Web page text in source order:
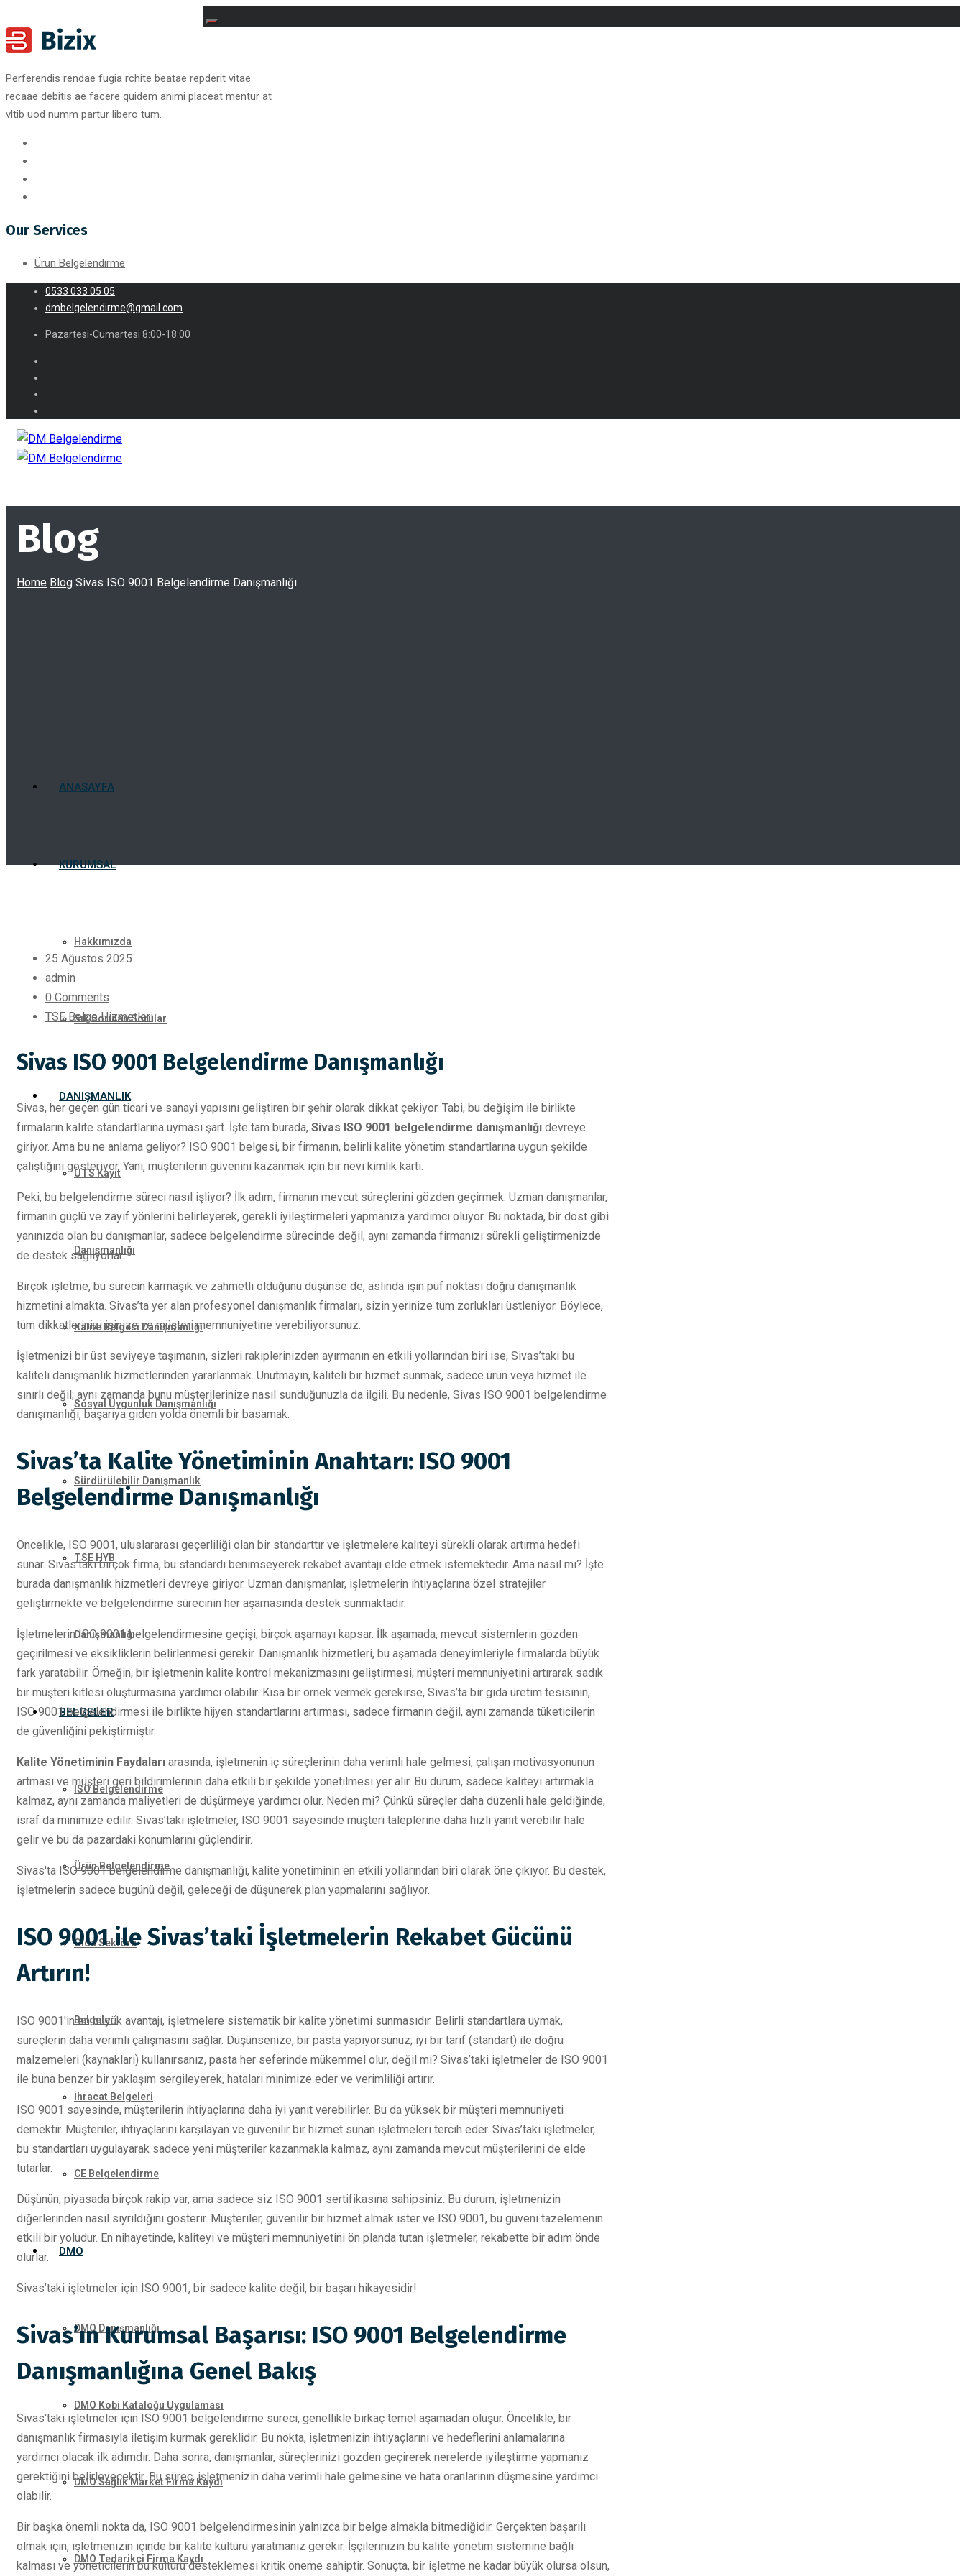
Perferendis rendae fugia rchite beatae repderit vitae
recaae debitis ae facere quidem animi placeat mentur at
vltib uod numm partur libero tum.
Our Services
Ürün Belgelendirme
0533 033 05 05
dmbelgelendirme@gmail.com
Pazartesi-Cumartesi 8:00-18:00
ANASAYFA
KURUMSAL
Hakkımızda
Sık Sorulan Sorular
DANIŞMANLIK
ÜTS Kayıt
Danışmanlığı
Kalite Belgesi Danışmanlığı
Sosyal Uygunluk Danışmanlığı
Sürdürülebilir Danışmanlık
TSE HYB
Danışmanlığı
BELGELER
ISO Belgelendirme
Ürün Belgelendirme
Gıda Sektörü
Belgeleri
İhracat Belgeleri
CE Belgelendirme
DMO
DMO Danışmanlığı
DMO Kobi Kataloğu Uygulaması
DMO Sağlık Market Firma Kaydı
DMO Tedarikçi Firma Kaydı
Blog
Home Blog Sivas ISO 9001 Belgelendirme Danışmanlığı
25 Ağustos 2025
admin
0 Comments
TSE Belge Hizmetleri
Sivas ISO 9001 Belgelendirme Danışmanlığı
Sivas, her geçen gün ticari ve sanayi yapısını geliştiren bir şehir olarak dikkat çekiyor. Tabi, bu değişim ile birlikte
firmaların kalite standartlarına uyması şart. İşte tam burada, Sivas ISO 9001 belgelendirme danışmanlığı devreye
giriyor. Ama bu ne anlama geliyor? ISO 9001 belgesi, bir firmanın, belirli kalite yönetim standartlarına uygun şekilde
çalıştığını gösteriyor. Yani, müşterilerin güvenini kazanmak için bir nevi kimlik kartı.
Peki, bu belgelendirme süreci nasıl işliyor? İlk adım, firmanın mevcut süreçlerini gözden geçirmek. Uzman danışmanlar,
firmanın güçlü ve zayıf yönlerini belirleyerek, gerekli iyileştirmeleri yapmanıza yardımcı oluyor. Bu noktada, bir dost gibi
yanınızda olan bu danışmanlar, sadece belgelendirme sürecinde değil, aynı zamanda firmanızı sürekli geliştirmenizde
de destek sağlıyorlar.
Birçok işletme, bu sürecin karmaşık ve zahmetli olduğunu düşünse de, aslında işin püf noktası doğru danışmanlık
hizmetini almakta. Sivas’ta yer alan profesyonel danışmanlık firmaları, sizin yerinize tüm zorlukları üstleniyor. Böylece,
tüm dikkatlerinizi işinize ve müşteri memnuniyetine verebiliyorsunuz.
İşletmenizi bir üst seviyeye taşımanın, sizleri rakiplerinizden ayırmanın en etkili yollarından biri ise, Sivas’taki bu
kaliteli danışmanlık hizmetlerinden yararlanmak. Unutmayın, kaliteli bir hizmet sunmak, sadece ürün veya hizmet ile
sınırlı değil; aynı zamanda bunu müşterilerinize nasıl sunduğunuzla da ilgili. Bu nedenle, Sivas ISO 9001 belgelendirme
danışmanlığı, başarıya giden yolda önemli bir basamak.
Sivas’ta Kalite Yönetiminin Anahtarı: ISO 9001
Belgelendirme Danışmanlığı
Öncelikle, ISO 9001, uluslararası geçerliliği olan bir standarttır ve işletmelere kaliteyi sürekli olarak artırma hedefi
sunar. Sivas’taki birçok firma, bu standardı benimseyerek rekabet avantajı elde etmek istemektedir. Ama nasıl mı? İşte
burada danışmanlık hizmetleri devreye giriyor. Uzman danışmanlar, işletmelerin ihtiyaçlarına özel stratejiler
geliştirmekte ve belgelendirme sürecinin her aşamasında destek sunmaktadır.
İşletmelerin ISO 9001 belgelendirmesine geçişi, birçok aşamayı kapsar. İlk aşamada, mevcut sistemlerin gözden
geçirilmesi ve eksikliklerin belirlenmesi gerekir. Danışmanlık hizmetleri, bu aşamada deneyimleriyle firmalarda büyük
fark yaratabilir. Örneğin, bir işletmenin kalite kontrol mekanizmasını geliştirmesi, müşteri memnuniyetini artırarak sadık
bir müşteri kitlesi oluşturmasına yardımcı olabilir. Kısa bir örnek vermek gerekirse, Sivas’ta bir gıda üretim tesisinin,
ISO 9001 belgelendirmesi ile birlikte hijyen standartlarını artırması, sadece firmanın değil, aynı zamanda tüketicilerin
de güvenliğini pekiştirmiştir.
Kalite Yönetiminin Faydaları arasında, işletmenin iç süreçlerinin daha verimli hale gelmesi, çalışan motivasyonunun
artması ve müşteri geri bildirimlerinin daha etkili bir şekilde yönetilmesi yer alır. Bu durum, sadece kaliteyi artırmakla
kalmaz, aynı zamanda maliyetleri de düşürmeye yardımcı olur. Neden mi? Çünkü süreçler daha düzenli hale geldiğinde,
israf da minimize edilir. Sivas’taki işletmeler, ISO 9001 sayesinde müşteri taleplerine daha hızlı yanıt verebilir hale
gelir ve bu da pazardaki konumlarını güçlendirir.
Sivas'ta ISO 9001 belgelendirme danışmanlığı, kalite yönetiminin en etkili yollarından biri olarak öne çıkıyor. Bu destek,
işletmelerin sadece bugünü değil, geleceği de düşünerek plan yapmalarını sağlıyor.
ISO 9001 ile Sivas’taki İşletmelerin Rekabet Gücünü
Artırın!
ISO 9001'in en büyük avantajı, işletmelere sistematik bir kalite yönetimi sunmasıdır. Belirli standartlara uymak,
süreçlerin daha verimli çalışmasını sağlar. Düşünsenize, bir pasta yapıyorsunuz; iyi bir tarif (standart) ile doğru
malzemeleri (kaynakları) kullanırsanız, pasta her seferinde mükemmel olur, değil mi? Sivas’taki işletmeler de ISO 9001
ile buna benzer bir yaklaşım sergileyerek, hataları minimize eder ve verimliliği artırır.
ISO 9001 sayesinde, müşterilerin ihtiyaçlarına daha iyi yanıt verebilirler. Bu da yüksek bir müşteri memnuniyeti
demektir. Müşteriler, ihtiyaçlarını karşılayan ve güvenilir bir hizmet sunan işletmeleri tercih eder. Sivas’taki işletmeler,
bu standartları uygulayarak sadece yeni müşteriler kazanmakla kalmaz, aynı zamanda mevcut müşterilerini de elde
tutarlar.
Düşünün; piyasada birçok rakip var, ama sadece siz ISO 9001 sertifikasına sahipsiniz. Bu durum, işletmenizin
diğerlerinden nasıl sıyrıldığını gösterir. Müşteriler, güvenilir bir hizmet almak ister ve ISO 9001, bu güveni tazelemenin
etkili bir yoludur. En nihayetinde, kaliteyi ve müşteri memnuniyetini ön planda tutan işletmeler, rekabette bir adım önde
olurlar.
Sivas’taki işletmeler için ISO 9001, bir sadece kalite değil, bir başarı hikayesidir!
Sivas’ın Kurumsal Başarısı: ISO 9001 Belgelendirme
Danışmanlığına Genel Bakış
Sivas'taki işletmeler için ISO 9001 belgelendirme süreci, genellikle birkaç temel aşamadan oluşur. Öncelikle, bir
danışmanlık firmasıyla iletişim kurmak gereklidir. Bu nokta, işletmenizin ihtiyaçlarını ve hedeflerini anlamalarına
yardımcı olacak ilk adımdır. Daha sonra, danışmanlar, süreçlerinizi gözden geçirerek nerelerde iyileştirme yapmanız
gerektiğini belirleyecektir. Bu süreç, işletmenizin daha verimli hale gelmesine ve hata oranlarının düşmesine yardımcı
olabilir.
Bir başka önemli nokta da, ISO 9001 belgelendirmesinin yalnızca bir belge almakla bitmediğidir. Gerçekten başarılı
olmak için, işletmenizin içinde bir kalite kültürü yaratmanız gerekir. İşçilerinizin bu kalite yönetim sistemine bağlı
kalması ve yöneticilerin bu kültürü desteklemesi kritik öneme sahiptir. Sonuçta, bir işletme ne kadar büyük olursa olsun,